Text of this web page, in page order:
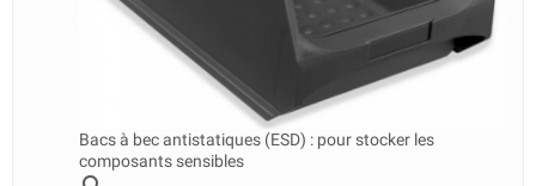
Bacs à bec antistatiques (ESD) : pour stocker les
composants sensibles